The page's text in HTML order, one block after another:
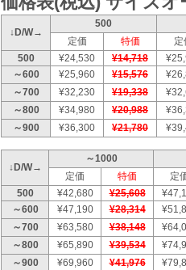
↓D/W→
500
定価
特価 定
500
¥24,530 ¥14,718
～600
¥25,960 ¥15,576
～700
¥32,230 ¥19,338
～800
¥34,980 ¥20,988
～900
¥36,300 ¥21,780
↓D/W→
～1000
定価
特価 定
500
¥42,680 ¥25,608
～600
¥47,190 ¥28,314
～700
¥63,580 ¥38,148
～800
¥65,890 ¥39,534
～900
¥69,960 ¥41,976